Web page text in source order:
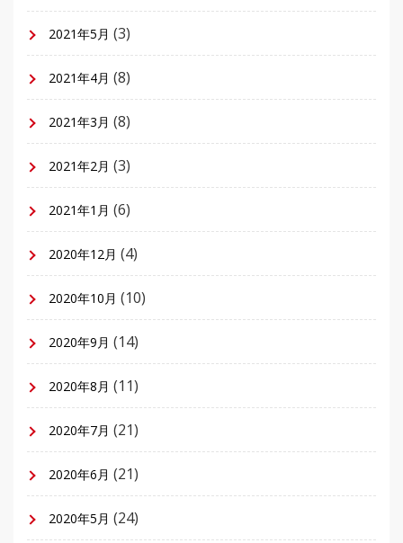
2021年5月 (3)
2021年4月 (8)
2021年3月 (8)
2021年2月 (3)
2021年1月 (6)
2020年12月 (4)
2020年10月 (10)
2020年9月 (14)
2020年8月 (11)
2020年7月 (21)
2020年6月 (21)
2020年5月 (24)